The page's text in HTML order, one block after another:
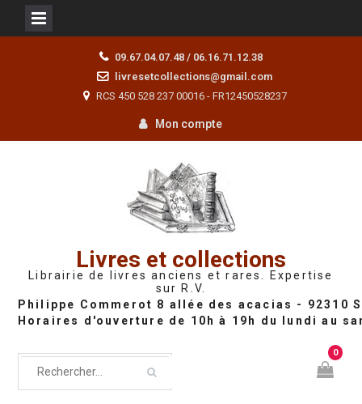
09.67.04.07.48 / 06.16.71.12.38
livresetcollections@gmail.com
RCS 450 528 237 00016 - FR12450528237
Mon compte
Livres et collections
Librairie de livres anciens et rares. Expertise
sur R.V.
0